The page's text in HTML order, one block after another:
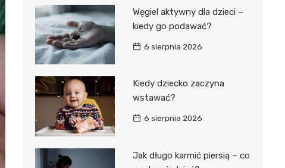
Węgiel aktywny dla dzieci –
kiedy go podawać?
6 sierpnia 2026
Kiedy dziecko zaczyna
wstawać?
6 sierpnia 2026
Jak długo karmić piersią – co